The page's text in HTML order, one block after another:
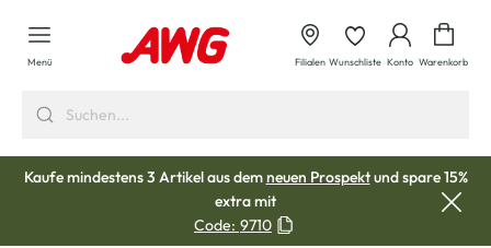
springen
Menü Filialen Wunschliste Konto Warenkorb
Kaufe mindestens 3 Artikel aus demneuen Prospektund spare 15%
extra mit
Code: 9710